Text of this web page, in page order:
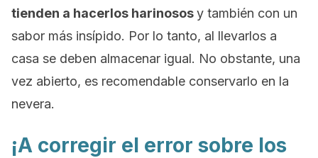
tienden a hacerlos harinososy también con un
sabor más insípido. Por lo tanto, al llevarlos a
casa se deben almacenar igual. No obstante, una
vez abierto, es recomendable conservarlo en la
nevera.
¡A corregir el error sobre los